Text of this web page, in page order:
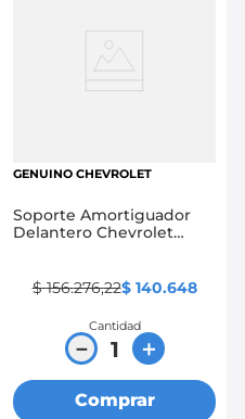
GENUINO CHEVROLET
Soporte Amortiguador
Delantero Chevrolet
$ 156.276,22$ 140.648
Cantidad
＋
－
Comprar